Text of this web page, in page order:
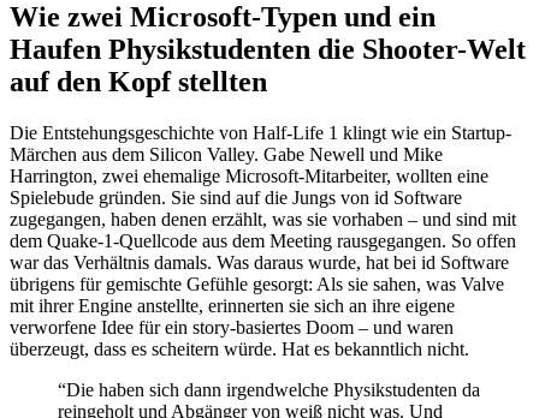
Wie zwei Microsoft-Typen und ein
Haufen Physikstudenten die Shooter-Welt
auf den Kopf stellten
Die Entstehungsgeschichte von Half-Life 1 klingt wie ein Startup-
Märchen aus dem Silicon Valley. Gabe Newell und Mike
Harrington, zwei ehemalige Microsoft-Mitarbeiter, wollten eine
Spielebude gründen. Sie sind auf die Jungs von id Software
zugegangen, haben denen erzählt, was sie vorhaben – und sind mit
dem Quake-1-Quellcode aus dem Meeting rausgegangen. So offen
war das Verhältnis damals. Was daraus wurde, hat bei id Software
übrigens für gemischte Gefühle gesorgt: Als sie sahen, was Valve
mit ihrer Engine anstellte, erinnerten sie sich an ihre eigene
verworfene Idee für ein story-basiertes Doom – und waren
überzeugt, dass es scheitern würde. Hat es bekanntlich nicht.
“Die haben sich dann irgendwelche Physikstudenten da
reingeholt und Abgänger von weiß nicht was. Und